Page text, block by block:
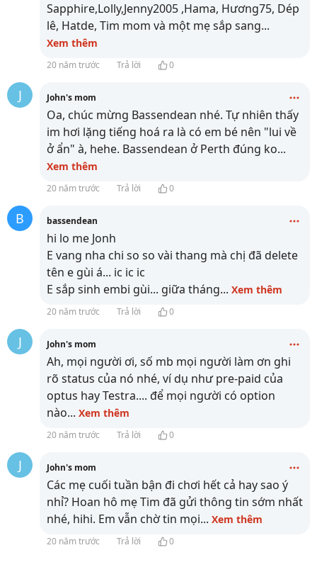
Sapphire,Lolly,Jenny2005 ,Hama, Hương75, Dép
lê, Hatde, Tim mom và một mẹ sắp sang...
Xem thêm
20 năm trước Trả lời 0
J John's mom
Oa, chúc mừng Bassendean nhé. Tự nhiên thấy
im hơi lặng tiếng hoá ra là có em bé nên "lui về
ở ẩn" à, hehe. Bassendean ở Perth đúng ko...
Xem thêm
20 năm trước Trả lời 0
B bassendean
hi lo me Jonh
E vang nha chi so so vài thang mà chị đã delete
tên e gùi á... ic ic ic
E sắp sinh embi gùi... giữa tháng... Xem thêm
20 năm trước Trả lời 0
J John's mom
Ah, mọi người ơi, số mb mọi người làm ơn ghi
rõ status của nó nhé, ví dụ như pre-paid của
optus hay Testra.... để mọi người có option
nào... Xem thêm
20 năm trước Trả lời 0
J John's mom
Các mẹ cuối tuần bận đi chơi hết cả hay sao ý
nhỉ? Hoan hô mẹ Tim đã gửi thông tin sớm nhất
nhé, hihi. Em vẫn chờ tin mọi... Xem thêm
20 năm trước Trả lời 0